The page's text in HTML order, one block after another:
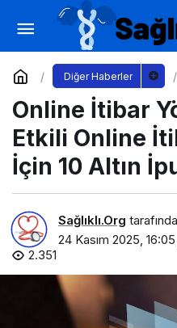
Diğer Haberler
Online İtibar
Etkili Online
İçin 10 Altın
Sağlıklı.Org
24 Kasım 2025, 16:05
2.351
İçerik Üretimi
Altın İpucu
Yorum Yap Paylaş